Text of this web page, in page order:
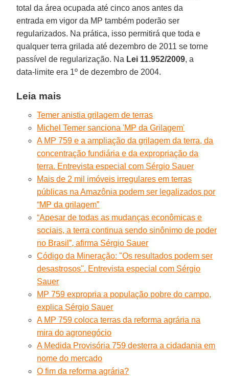
total da área ocupada até cinco anos antes da
entrada em vigor da MP também poderão ser
regularizados. Na prática, isso permitirá que toda e
qualquer terra grilada até dezembro de 2011 se torne
passível de regularização. Na Lei 11.952/2009, a
data-limite era 1º de dezembro de 2004.
Leia mais
Temer anistia grilagem de terras
Michel Temer sanciona 'MP da Grilagem'
A MP 759 e a ampliação da grilagem da terra, da
concentração fundiária e da expropriação da
terra. Entrevista especial com Sérgio Sauer
Mais de 2 mil imóveis irregulares em terras
públicas na Amazônia podem ser legalizados por
“MP da grilagem”
“Apesar de todas as mudanças econômicas e
sociais, a terra continua sendo sinônimo de poder
no Brasil”, afirma Sérgio Sauer
Código da Mineração: "Os resultados podem ser
desastrosos". Entrevista especial com Sérgio
Sauer
MP 759 expropria a população pobre do campo,
explica Sérgio Sauer
A MP 759 coloca terras da reforma agrária na
mira do agronegócio
A Medida Provisória 759 desterra a cidadania em
nome do mercado
O fim da reforma agrária?